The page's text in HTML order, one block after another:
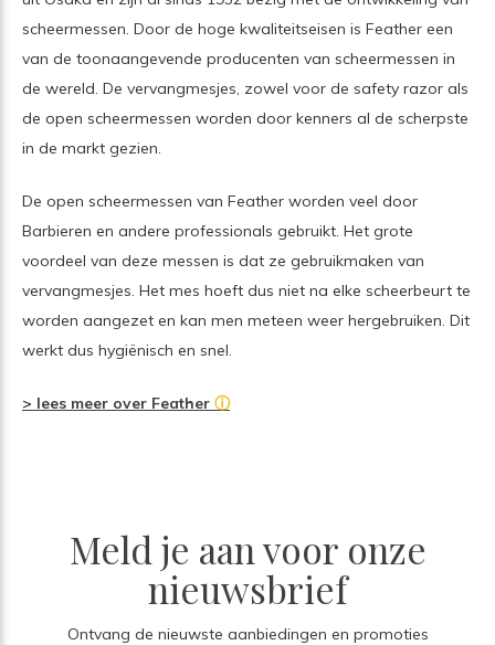
scheermessen. Door de hoge kwaliteitseisen is Feather een
van de toonaangevende producenten van scheermessen in
de wereld. De vervangmesjes, zowel voor de safety razor als
de open scheermessen worden door kenners al de scherpste
in de markt gezien.
De open scheermessen van Feather worden veel door
Barbieren en andere professionals gebruikt. Het grote
voordeel van deze messen is dat ze gebruikmaken van
vervangmesjes. Het mes hoeft dus niet na elke scheerbeurt te
worden aangezet en kan men meteen weer hergebruiken. Dit
werkt dus hygiënisch en snel.
> lees meer over Feather ⓘ
Meld je aan voor onze
nieuwsbrief
Ontvang de nieuwste aanbiedingen en promoties